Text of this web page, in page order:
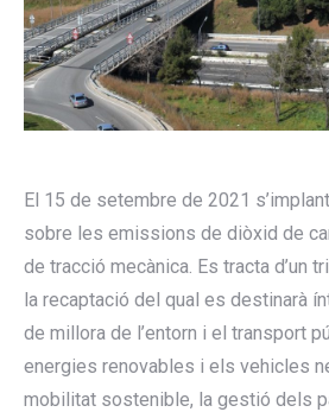
El 15 de setembre de 2021
sobre les emissions de diòxid de
de tracció mecànica. Es tracta d’un
la recaptació del qual es destinarà
de millora de l’entorn i el transport
energies renovables i els vehicles
mobilitat sostenible, la gestió dels